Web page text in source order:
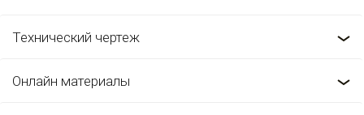
Технический чертеж
Онлайн материалы